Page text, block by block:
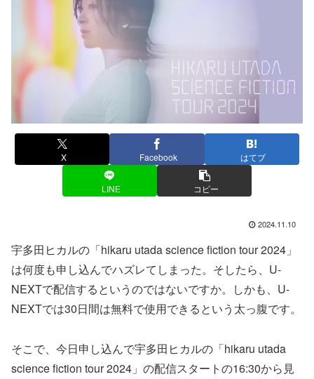
X Facebook はてブ
LINE コピー
2024.11.10
宇多田ヒカルの「hikaru utada science fiction tour 2024」
は何度も申し込んでハズレてしまった。そしたら、U-
NEXTで配信するというのではないですか。しかも、U-
NEXTでは30日間は無料で使用できるという太っ腹です。
そこで、今日申し込んで宇多田ヒカルの「hikaru utada
science fiction tour 2024」の配信スタートの16:30から見